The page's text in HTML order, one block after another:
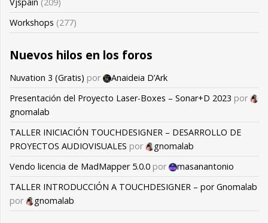
Vjspain (209)
Workshops (277)
Nuevos hilos en los foros
Nuvation 3 (Gratis) por
Anaideia D’Ark
Presentación del Proyecto Laser-Boxes – Sonar+D 2023 por
gnomalab
TALLER INICIACIÓN TOUCHDESIGNER – DESARROLLO DE
PROYECTOS AUDIOVISUALES por
gnomalab
Vendo licencia de MadMapper 5.0.0 por
masanantonio
TALLER INTRODUCCIÓN A TOUCHDESIGNER – por Gnomalab
por
gnomalab